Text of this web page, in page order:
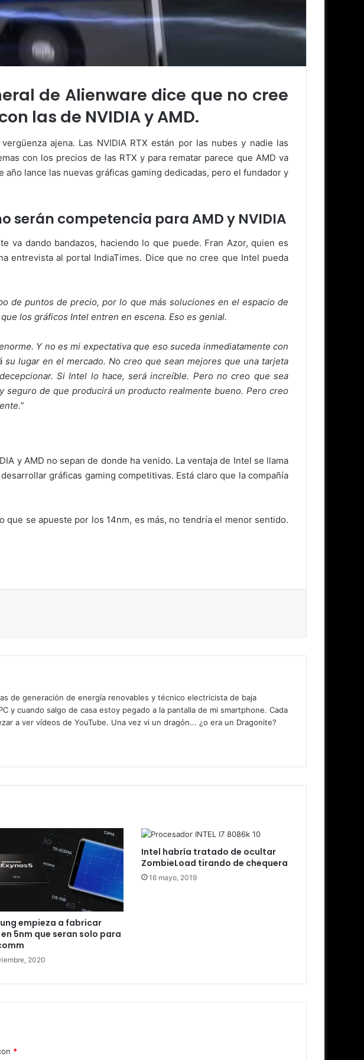
de Alienware dice que no cree
las de NVIDIA y AMD.
ajena. Las NVIDIA RTX están por las nubes y nadie las
con los precios de las RTX y para rematar parece que AMD va
lance las nuevas gráficas gaming dedicadas, pero el fundador y
serán competencia para AMD y NVIDIA
va dando bandazos, haciendo lo que puede. Fran Azor, quien es
entrevista al portal IndiaTimes. Dice que no cree que Intel pueda
de puntos de precio, por lo que más soluciones en el espacio de
los gráficos Intel entren en escena. Eso es genial.
Y no es mi expectativa que eso suceda inmediatamente con
lugar en el mercado. No creo que sean mejores que una tarjeta
Si Intel lo hace, será increíble. Pero no creo que sea
seguro de que producirá un producto realmente bueno. Pero creo
y AMD no sepan de donde ha venido. La ventaja de Intel se llama
gráficas gaming competitivas. Está claro que la compañía
que se apueste por los 14nm, es más, no tendría el menor sentido.
de generación de energía renovables y técnico electricista de baja
y cuando salgo de casa estoy pegado a la pantalla de mi smartphone. Cada
a ver vídeos de YouTube. Una vez vi un dragón... ¿o era un Dragonite?
empieza a fabricar
5nm que seran solo para
2020
Intel habría tratado de ocultar
ZombieLoad tirando de chequera
16 mayo, 2019
*